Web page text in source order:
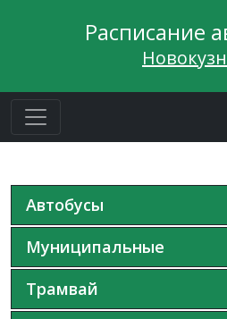
Расписание
Автобусы
Муниципальные
Трамвай